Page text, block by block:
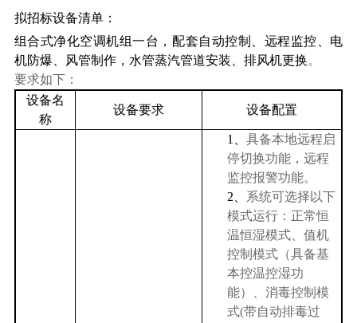
拟招标设备清单：
组合式净化空调机组一台，配套自动控制、远程监控、电
机防爆、风管制作，水管蒸汽管道安装、排风机更换。
要求如下：
设备名
称
设备要求 设备配置
1、 具备本地远程启
停切换功能，远程
监控报警功能。
2、 系统可选择以下
模式运行：正常恒
温恒湿模式、值机
控制模式（具备基
本控温控湿功
能）、消毒控制模
式(带自动排毒过